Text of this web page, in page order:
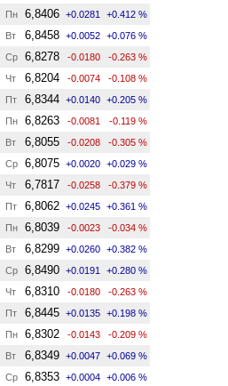
Пн 6,8406 +0.0281 +0.412 %
Вт 6,8458 +0.0052 +0.076 %
Ср 6,8278 -0.0180 -0.263 %
Чт 6,8204 -0.0074 -0.108 %
Пт 6,8344 +0.0140 +0.205 %
Пн 6,8263 -0.0081 -0.119 %
Вт 6,8055 -0.0208 -0.305 %
Ср 6,8075 +0.0020 +0.029 %
Чт 6,7817 -0.0258 -0.379 %
Пт 6,8062 +0.0245 +0.361 %
Пн 6,8039 -0.0023 -0.034 %
Вт 6,8299 +0.0260 +0.382 %
Ср 6,8490 +0.0191 +0.280 %
Чт 6,8310 -0.0180 -0.263 %
Пт 6,8445 +0.0135 +0.198 %
Пн 6,8302 -0.0143 -0.209 %
Вт 6,8349 +0.0047 +0.069 %
Ср 6,8353 +0.0004 +0.006 %